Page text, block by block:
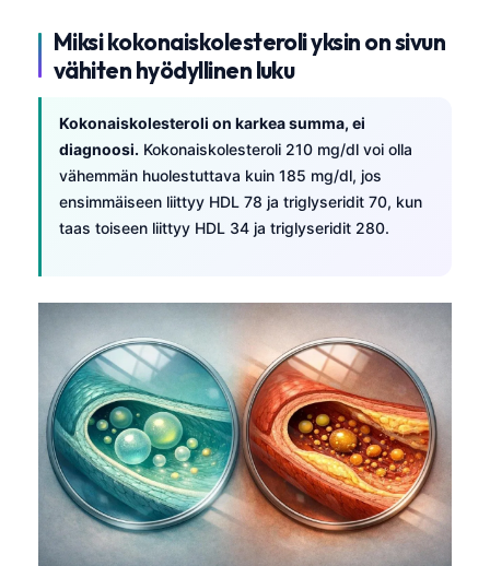
Miksi kokonaiskolesteroli yksin on sivun
vähiten hyödyllinen luku
Kokonaiskolesteroli on karkea summa, ei
diagnoosi. Kokonaiskolesteroli 210 mg/dl voi olla
vähemmän huolestuttava kuin 185 mg/dl, jos
ensimmäiseen liittyy HDL 78 ja triglyseridit 70, kun
taas toiseen liittyy HDL 34 ja triglyseridit 280.
ئۇيغۇرچە
Кыргызча
Татар теле
Беларуская мова
Esperanto
Frysk
Ślōnskŏ gŏdka
Norsk bokmål